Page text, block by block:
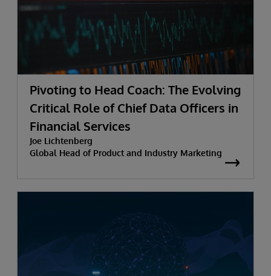
Pivoting to Head Coach: The Evolving
Critical Role of Chief Data Officers in
Financial Services
Joe Lichtenberg
Global Head of Product and Industry Marketing